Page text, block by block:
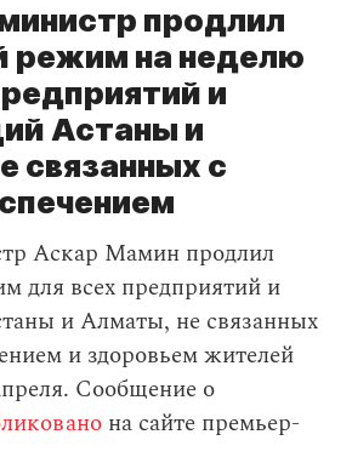
продлил
режим на неделю
и
Астаны и
связанных с
Аскар Мамин продлил
для всех предприятий и
и Алматы, не связанных
и здоровьем жителей
Сообщение о
на сайте премьер-